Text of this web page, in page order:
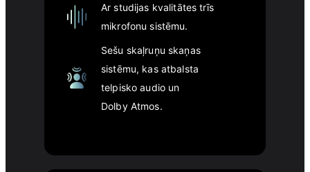
Ar studijas kvalitātes trīs
mikrofonu sistēmu.
Sešu skaļruņu skaņas
sistēmu, kas atbalsta
telpisko audio un
Dolby Atmos.